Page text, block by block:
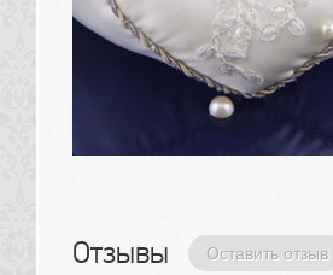
Отзывы Оставить отзыв